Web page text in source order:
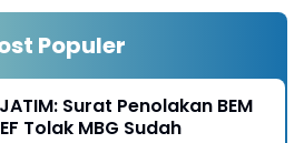
Populer
Surat Penolakan BEM
Tolak MBG Sudah